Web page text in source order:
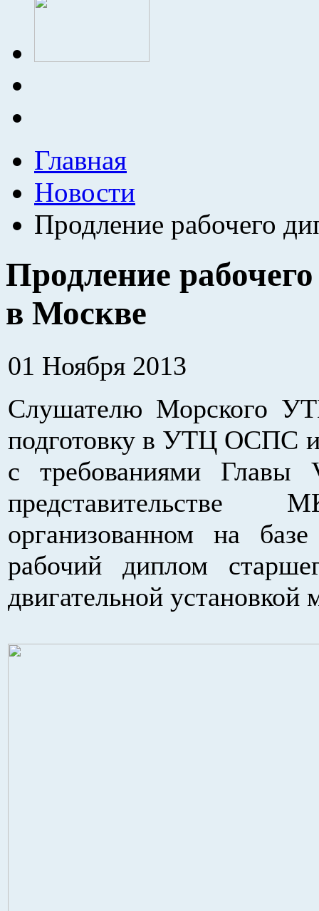
Главная
Новости
Продление рабочего
Продление
в Москве
01 Ноября 2013
Слушателю Морского
подготовку в УТЦ ОСПС
с требованиями
организованном на
рабочий диплом
двигательной установкой